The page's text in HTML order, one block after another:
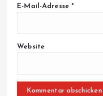
E-Mail-Adresse*
Website